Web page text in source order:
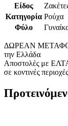
Είδος
Κατηγορία Ρούχα
Φύλο
ΔΩΡΕΑΝ
την Ελλάδα
Αποστολές με
σε κοντινές